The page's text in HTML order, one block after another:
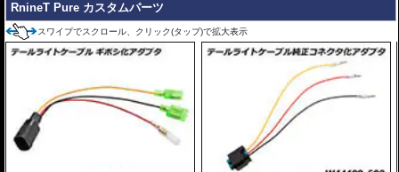
RnineT Pure カスタムパーツ
スワイプでスクロール、クリック(タップ)で拡大表示